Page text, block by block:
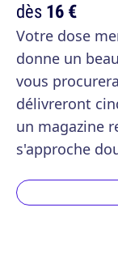
dès16 €
Votre dose
donne un
vous
délivreront
un magazine
s'approche